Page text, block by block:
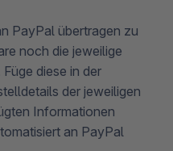
PayPal übertragen zu
noch die jeweilige
diese in der
der jeweiligen
Informationen
an PayPal